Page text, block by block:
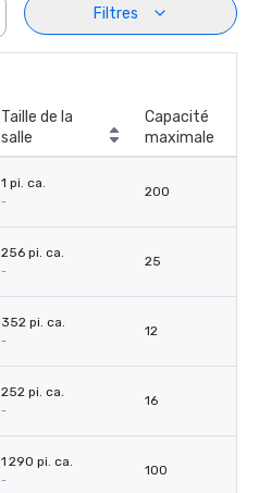
Filtres
Taille de la
salle
Capacité
maximale
1 pi. ca.
-
200
256 pi. ca.
-
25
352 pi. ca.
-
12
252 pi. ca.
-
16
1 290 pi. ca.
-
100